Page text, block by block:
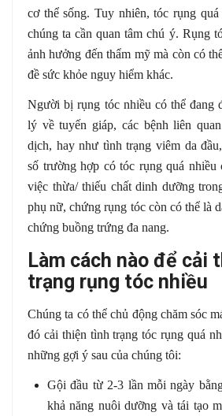
cơ thể sống. Tuy nhiên, tóc rụng
chúng ta cần quan tâm chú ý. Rụng
ảnh hưởng đến thẩm mỹ mà còn có
đề sức khỏe nguy hiểm khác.
Người bị rụng tóc nhiều có thể đang
lý về tuyến giáp, các bệnh liên
dịch, hay như tình trạng viêm da
số trường hợp có tóc rụng quá nhiều
việc thừa/ thiếu chất dinh dưỡng
phụ nữ, chứng rụng tóc còn có thể là
chứng buồng trứng đa nang.
Làm cách nào để cải
trạng rụng tóc nhiều
Chúng ta có thể chủ động chăm sóc
đó cải thiện tình trạng tóc rụng quá
những gợi ý sau của chúng tôi:
Gội đầu từ 2-3 lần mỗi ngày
khả năng nuôi dưỡng và tái tạo